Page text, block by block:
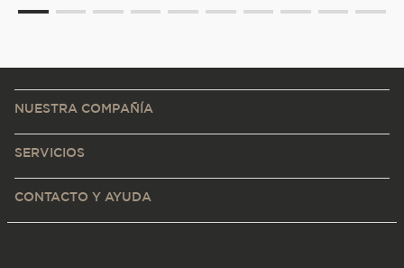
NUESTRA COMPAÑÍA
SERVICIOS
CONTACTO Y AYUDA